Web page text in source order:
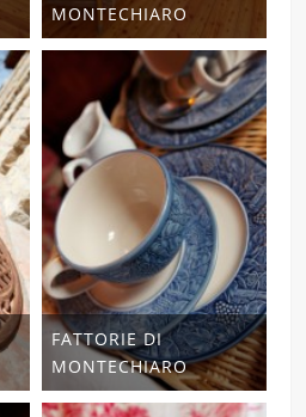
MONTECHIARO
FATTORIE DI
MONTECHIARO